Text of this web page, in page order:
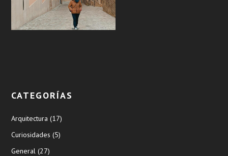
CATEGORÍAS
Arquitectura (17)
Curiosidades (5)
General (27)